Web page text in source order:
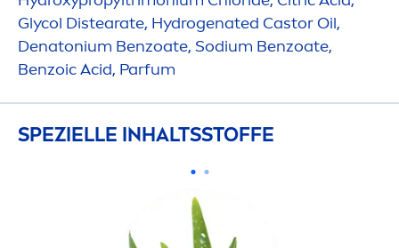
Glycol Distearate, Hydrogenated Castor Oil,
Denatonium Benzoate, Sodium Benzoate,
Benzoic Acid, Parfum
SPEZIELLE INHALTSSTOFFE